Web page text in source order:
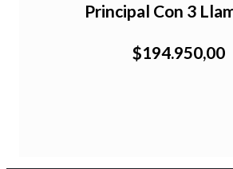
Principal Con 3
$194.950,00